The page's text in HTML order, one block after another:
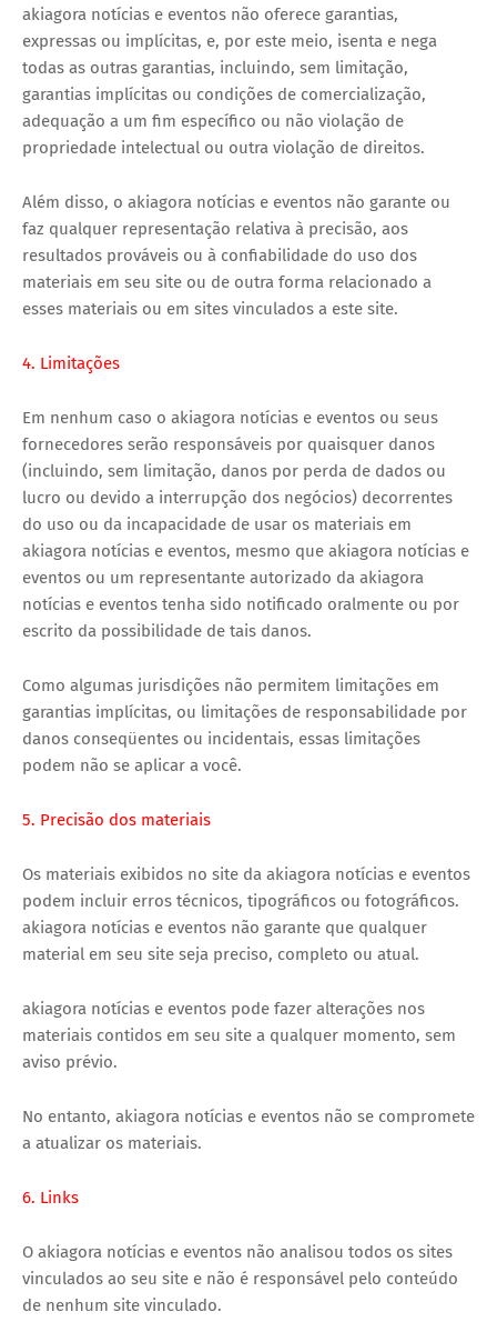
akiagora notícias e eventos não oferece garantias,
expressas ou implícitas, e, por este meio, isenta e nega
todas as outras garantias, incluindo, sem limitação,
garantias implícitas ou condições de comercialização,
adequação a um fim específico ou não violação de
propriedade intelectual ou outra violação de direitos.
Além disso, o akiagora notícias e eventos não garante ou
faz qualquer representação relativa à precisão, aos
resultados prováveis ​​ou à confiabilidade do uso dos
materiais em seu site ou de outra forma relacionado a
esses materiais ou em sites vinculados a este site.
4. Limitações
Em nenhum caso o akiagora notícias e eventos ou seus
fornecedores serão responsáveis ​​por quaisquer danos
(incluindo, sem limitação, danos por perda de dados ou
lucro ou devido a interrupção dos negócios) decorrentes
do uso ou da incapacidade de usar os materiais em
akiagora notícias e eventos, mesmo que akiagora notícias e
eventos ou um representante autorizado da akiagora
notícias e eventos tenha sido notificado oralmente ou por
escrito da possibilidade de tais danos.
Como algumas jurisdições não permitem limitações em
garantias implícitas, ou limitações de responsabilidade por
danos conseqüentes ou incidentais, essas limitações
podem não se aplicar a você.
5. Precisão dos materiais
Os materiais exibidos no site da akiagora notícias e eventos
podem incluir erros técnicos, tipográficos ou fotográficos.
akiagora notícias e eventos não garante que qualquer
material em seu site seja preciso, completo ou atual.
akiagora notícias e eventos pode fazer alterações nos
materiais contidos em seu site a qualquer momento, sem
aviso prévio.
No entanto, akiagora notícias e eventos não se compromete
a atualizar os materiais.
6. Links
O akiagora notícias e eventos não analisou todos os sites
vinculados ao seu site e não é responsável pelo conteúdo
de nenhum site vinculado.